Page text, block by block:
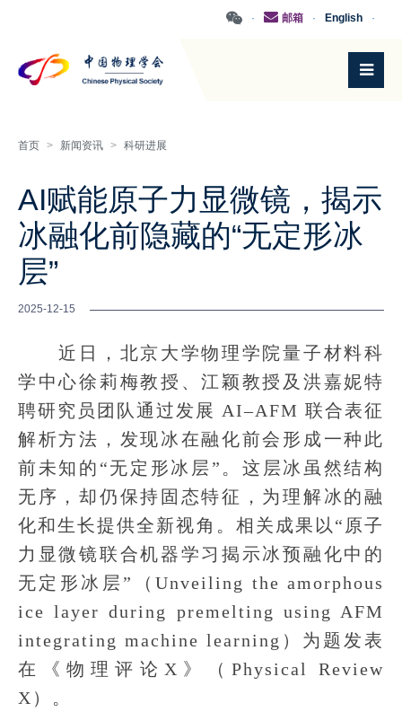
·
English
·
邮箱
·
首页 > 新闻资讯 > 科研进展
AI赋能原子力显微镜，揭示
冰融化前隐藏的“无定形冰
层”
2025-12-15
近日，北京大学物理学院量子材料科
学中心徐莉梅教授、江颖教授及洪嘉妮特
聘研究员团队通过发展 AI–AFM 联合表征
解析方法，发现冰在融化前会形成一种此
前未知的“无定形冰层”。这层冰虽然结构
无序，却仍保持固态特征，为理解冰的融
化和生长提供全新视角。相关成果以“原子
力显微镜联合机器学习揭示冰预融化中的
无定形冰层”（Unveiling the amorphous
ice layer during premelting using AFM
integrating machine learning）为题发表
在《物理评论X》（Physical Review
X）。